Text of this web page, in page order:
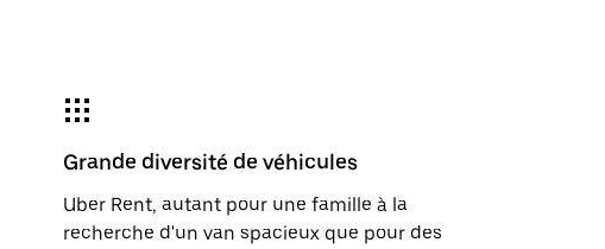
Grande diversité de véhicules
Uber Rent, autant pour une famille à la
recherche d'un van spacieux que pour des